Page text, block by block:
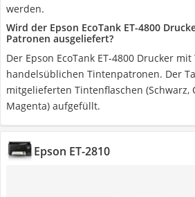
werden.
Wird der Epson EcoTank ET-4800
Patronen ausgeliefert?
Der Epson EcoTank ET-4800 Drucker
handelsüblichen Tintenpatronen. Der
mitgelieferten Tintenflaschen (Schwarz,
Magenta) aufgefüllt.
Epson ET-2810